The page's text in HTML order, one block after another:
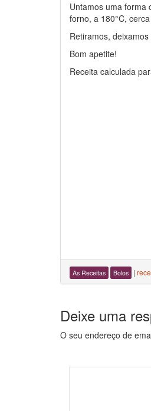
Untamos uma forma
forno, a 180°C,
Retiramos,
Bom apetite!
Receita calculada
As Receitas Bolos |
Deixe uma
O seu endereço de